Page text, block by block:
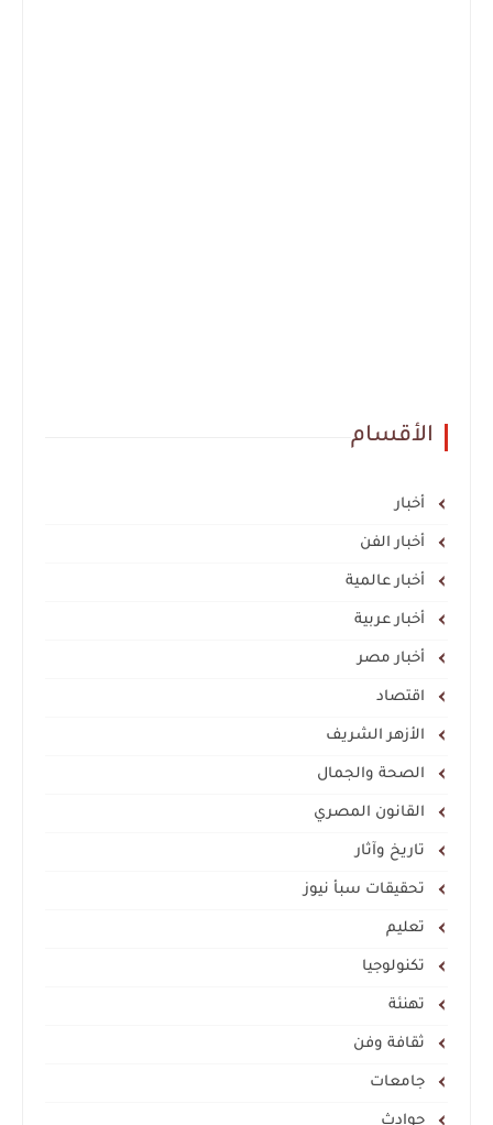
الأقسام
أخبار
أخبار الفن
أخبار عالمية
أخبار عربية
أخبار مصر
اقتصاد
الأزهر الشريف
الصحة والجمال
القانون المصري
تاريخ وآثار
تحقيقات سبأ نيوز
تعليم
تكنولوجيا
تهنئة
ثقافة وفن
جامعات
حوادث